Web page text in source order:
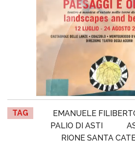
TAG
EMANUELE
PALIO DI ASTI
RIONE SANTA